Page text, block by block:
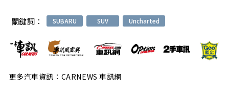
關鍵詞： SUBARU SUV Uncharted
更多汽車資訊：CARNEWS 車訊網